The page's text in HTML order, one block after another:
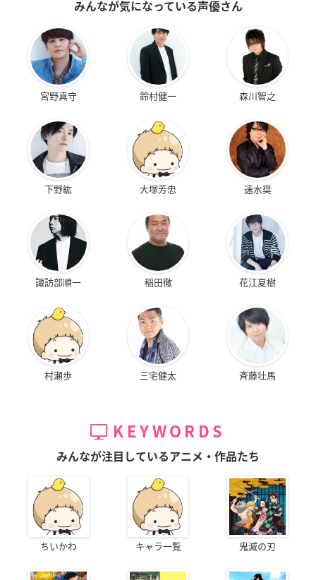
みんなが気になっている声優さん
宮野真守 鈴村健一 森川智之
下野紘 大塚芳忠 速水奨
諏訪部順一 稲田徹 花江夏樹
村瀬歩 三宅健太 斉藤壮馬
KEYWORDS
みんなが注目しているアニメ・作品たち
ちいかわ キャラ一覧 鬼滅の刃